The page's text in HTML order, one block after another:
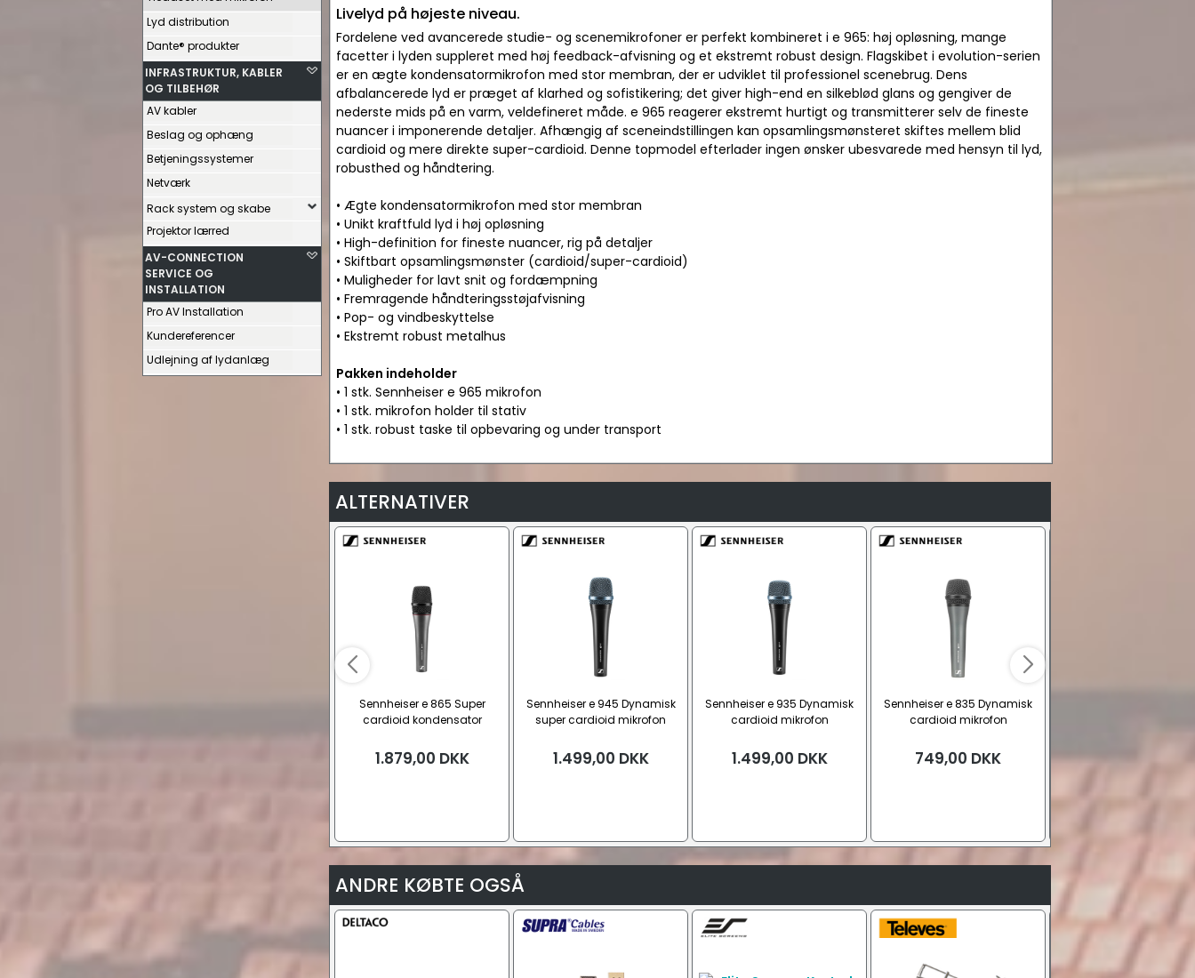
Lyd distribution
Dante® produkter
INFRASTRUKTUR, KABLER
OG TILBEHØR
AV kabler
Beslag og ophæng
Betjeningssystemer
Netværk
Rack system og skabe
Projektor lærred
AV-CONNECTION
SERVICE OG
INSTALLATION
Pro AV Installation
Kundereferencer
Udlejning af lydanlæg
Livelyd på højeste niveau.
Fordelene ved avancerede studie- og scenemikrofoner er perfekt kombineret i e 965: høj opløsning, mange
facetter i lyden suppleret med høj feedback-afvisning og et ekstremt robust design. Flagskibet i evolution-serien
er en ægte kondensatormikrofon med stor membran, der er udviklet til professionel scenebrug. Dens
afbalancerede lyd er præget af klarhed og sofistikering; det giver high-end en silkeblød glans og gengiver de
nederste mids på en varm, veldefineret måde. e 965 reagerer ekstremt hurtigt og transmitterer selv de fineste
nuancer i imponerende detaljer. Afhængig af sceneindstillingen kan opsamlingsmønsteret skiftes mellem blid
cardioid og mere direkte super-cardioid. Denne topmodel efterlader ingen ønsker ubesvarede med hensyn til lyd,
robusthed og håndtering.
• Ægte kondensatormikrofon med stor membran
• Unikt kraftfuld lyd i høj opløsning
• High-definition for fineste nuancer, rig på detaljer
• Skiftbart opsamlingsmønster (cardioid/super-cardioid)
• Muligheder for lavt snit og fordæmpning
• Fremragende håndteringsstøjafvisning
• Pop- og vindbeskyttelse
• Ekstremt robust metalhus
Pakken indeholder
• 1 stk. Sennheiser e 965 mikrofon
• 1 stk. mikrofon holder til stativ
• 1 stk. robust taske til opbevaring og under transport
ALTERNATIVER
Sennheiser e 865 Super
cardioid kondensator
1.879,00 DKK
Sennheiser e 945 Dynamisk
super cardioid mikrofon
1.499,00 DKK
Sennheiser e 935 Dynamisk
cardioid mikrofon
1.499,00 DKK
Sennheiser e 835 Dynamisk
cardioid mikrofon
749,00 DKK 789,00
ANDRE KØBTE OGSÅ